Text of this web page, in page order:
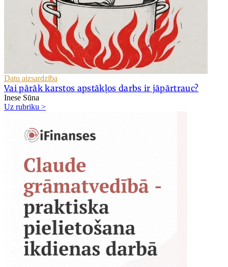
Datu aizsardzība
Vai pārāk karstos apstākļos darbs ir jāpārtrauc?
Inese Sūna
Uz rubriku >